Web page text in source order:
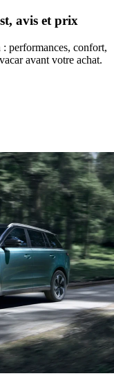
avis et prix
performances, confort,
avant votre achat.